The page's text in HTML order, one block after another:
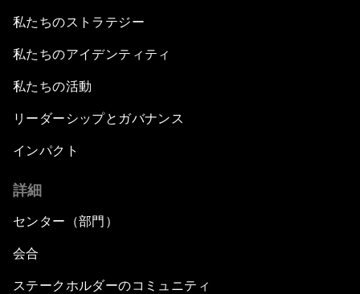
Meeting the Development Challenge
Meeting the Food Challenge
Silencing the Gun
Meeting the Infrastructure Challenge
Future of Technology
私たちのストラテジー
私たちのアイデンティティ
私たちの活動
リーダーシップとガバナンス
インパクト
詳細
センター（部門）
会合
ステークホルダーのコミュニティ